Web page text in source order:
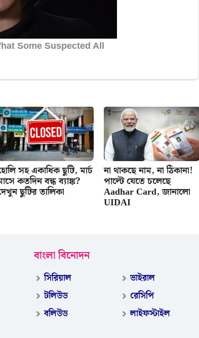
সহ একাধিক ছুটি, মার্চ
কতদিন বন্ধ ব্যাঙ্ক?
ছুটির তালিকা
না থাকছে নাম, না ঠিকানা!
পাল্টে যেতে চলেছে
Aadhar Card, জানালো
UIDAI
বাংলা বিনোদন
সিরিয়াল
টলিউড
বলিউড
ভাইরাল
রেসিপি
লাইফস্টাইল